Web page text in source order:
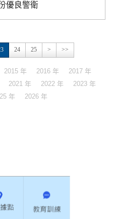
優良警衛
24 25 > >>
2015 年 2016 年
2017 年
2021 年 2022 年
2023 年
年 2026 年